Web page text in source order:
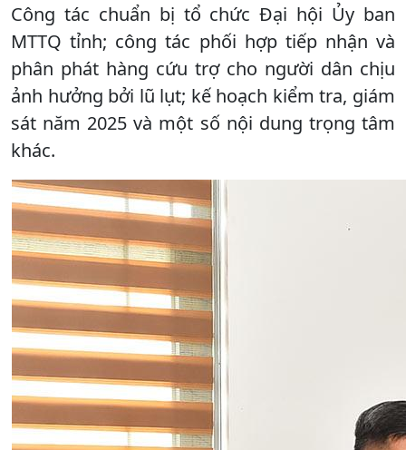
Công tác chuẩn bị tổ chức Đại hội Ủy ban
MTTQ tỉnh; công tác phối hợp tiếp nhận và
phân phát hàng cứu trợ cho người dân chịu
ảnh hưởng bởi lũ lụt; kế hoạch kiểm tra, giám
sát năm 2025 và một số nội dung trọng tâm
khác.